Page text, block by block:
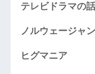
テレビドラマの話
ノルウェージャ
ヒグマニア